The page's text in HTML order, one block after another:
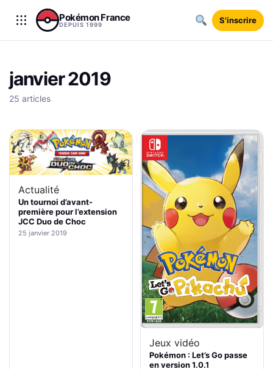
Aller au contenu
Pokémon France
DEPUIS 1999 S'inscrire
janvier 2019
25 articles
Actualité
Un tournoi d’avant-
première pour l’extension
JCC Duo de Choc
25 janvier 2019
Jeux vidéo
Pokémon : Let’s Go passe
en version 1.0.1